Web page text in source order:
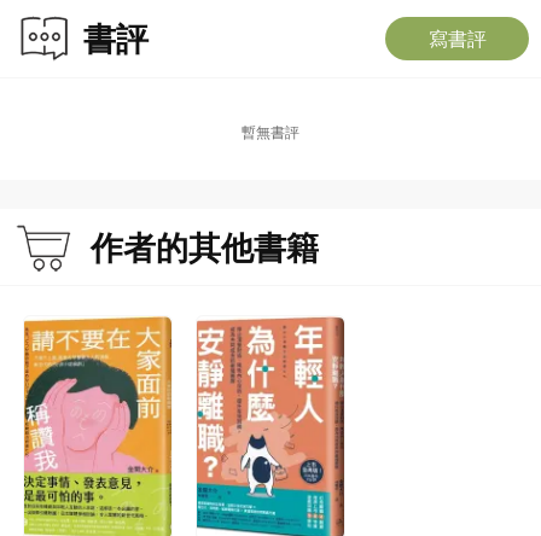
積極型、日常型、理性型、表面型、最低限度型和迴避型，
你只需要根據自身狀況，對症下藥（順序越後面，越需要主管理解）。
「你之前提交的資料，我覺得……（這部分書中內容，年輕人請不要讀）」
有效拿捏你和部屬的關係，讓年輕人不再默默遞上辭職信！
書評 寫書評
暫無書評
作者的其他書籍